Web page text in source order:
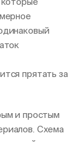
прятать за
и простым
Схема